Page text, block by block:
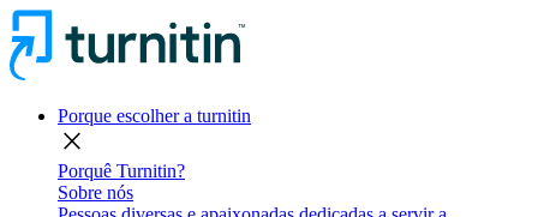
Porque escolher a turnitin
close
Porquê Turnitin?
Sobre nós